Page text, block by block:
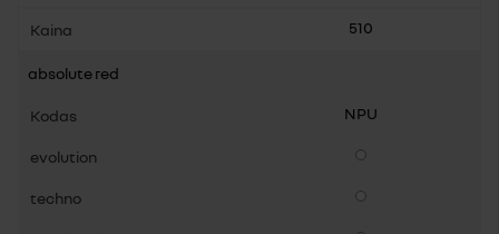
510
absolute red
NPU
Pasirenkama įranga
Pasirenkama įranga